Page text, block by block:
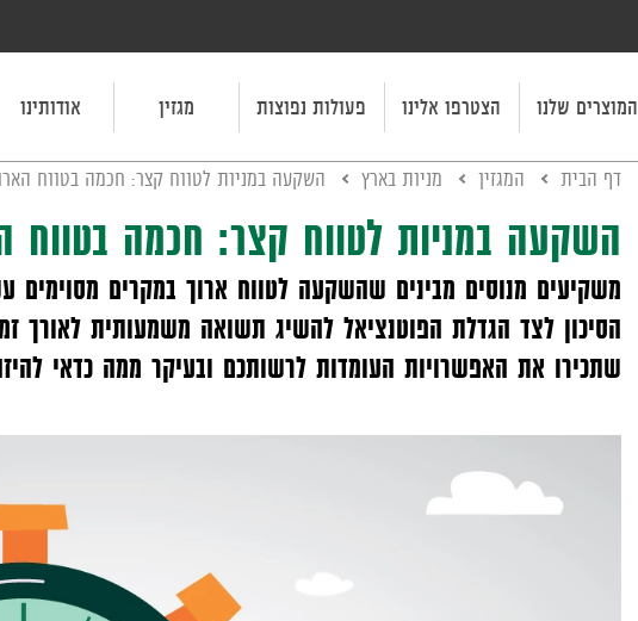
המוצרים שלנו הצטרפו אלינו פעולות נפוצות מגזין אודותינו
דף הבית המגזין מניות בארץ השקעה במניות לטווח קצר: חכמה בטווח
השקעה במניות לטווח קצר: חכמה בטווח
משקיעים מנוסים מבינים שהשקעה לטווח ארוך במקרים מסוימים
הסיכון לצד הגדלת הפוטנציאל להשיג תשואה משמעותית לאורך
שתכירו את האפשרויות העומדות לרשותכם ובעיקר ממה כדאי